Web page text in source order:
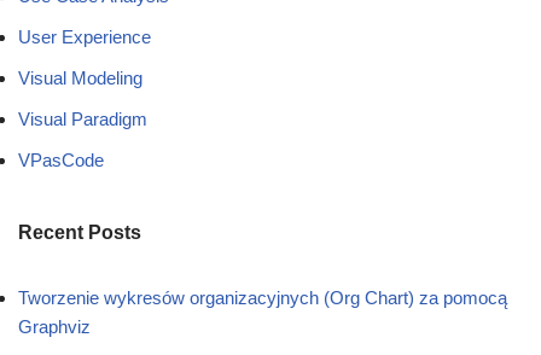
User Experience
Visual Modeling
Visual Paradigm
VPasCode
Recent Posts
Tworzenie wykresów organizacyjnych (Org Chart) za pomocą
Graphviz